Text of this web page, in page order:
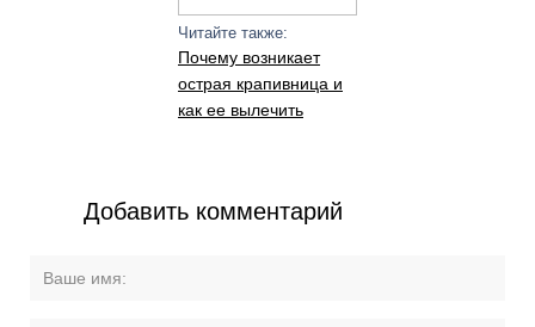
Читайте также:
Почему возникает
острая крапивница и
как ее вылечить
Добавить комментарий